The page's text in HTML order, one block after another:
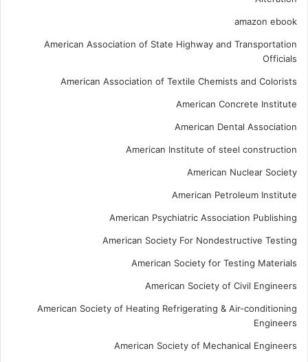
amazon ebook
American Association of State Highway and Transportation
Officials
American Association of Textile Chemists and Colorists
American Concrete Institute
American Dental Association
American Institute of steel construction
American Nuclear Society
American Petroleum Institute
American Psychiatric Association Publishing
American Society For Nondestructive Testing
American Society for Testing Materials
American Society of Civil Engineers
American Society of Heating Refrigerating & Air-conditioning
Engineers
American Society of Mechanical Engineers